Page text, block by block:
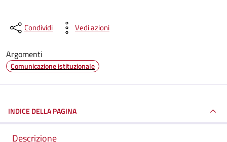
Condividi Vedi azioni
Argomenti
Comunicazione istituzionale
INDICE DELLA PAGINA
Descrizione